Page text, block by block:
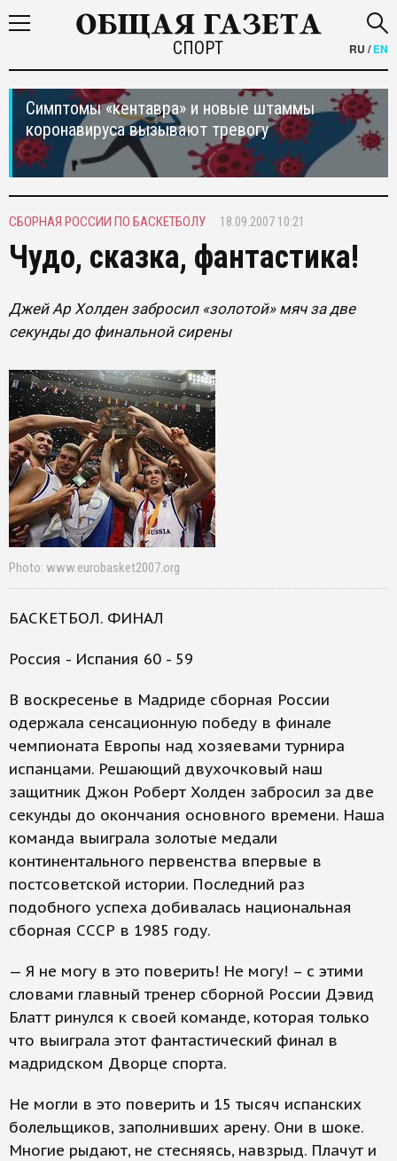
СПОРТ RU /EN
Симптомы «кентавра» и новые штаммы
коронавируса вызывают тревогу
СБОРНАЯ РОССИИ ПО БАСКЕТБОЛУ 18.09.2007 10:21
Чудо, сказка, фантастика!
Джей Ар Холден забросил «золотой» мяч за две
секунды до финальной сирены
Photo: www.eurobasket2007.org
БАСКЕТБОЛ. ФИНАЛ
Россия - Испания 60 - 59
В воскресенье в Мадриде сборная России
одержала сенсационную победу в финале
чемпионата Европы над хозяевами турнира
испанцами. Решающий двухочковый наш
защитник Джон Роберт Холден забросил за две
секунды до окончания основного времени. Наша
команда выиграла золотые медали
континентального первенства впервые в
постсоветской истории. Последний раз
подобного успеха добивалась национальная
сборная СССР в 1985 году.
— Я не могу в это поверить! Не могу! – с этими
словами главный тренер сборной России Дэвид
Блатт ринулся к своей команде, которая только
что выиграла этот фантастический финал в
мадридском Дворце спорта.
Не могли в это поверить и 15 тысяч испанских
болельщиков, заполнивших арену. Они в шоке.
Многие рыдают, не стесняясь, навзрыд. Плачут и